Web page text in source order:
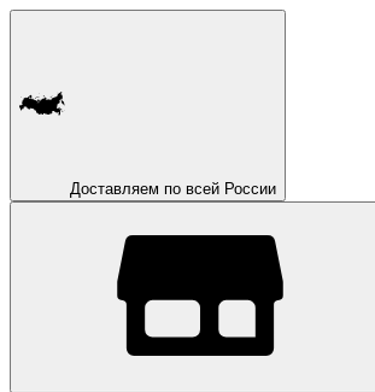
Доставляем по всей России